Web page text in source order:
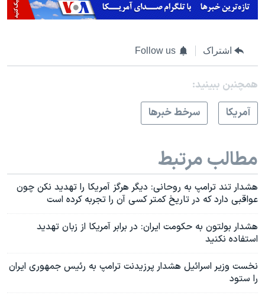
اشتراک Follow us
همچنبن ببینید:
آمريکا
سرخط خبرها
مطالب مرتبط
هشدار تند ترامپ به روحانى: ديگر هرگز آمريكا را تهديد نكن چون
عواقبى دارد كه در تاريخ كمتر كسى آن را تجربه كرده است
هشدار بولتون به حکومت ایران: در برابر آمریکا از زبان تهدید
استفاده نکنید
نخست وزیر اسرائیل هشدار پرزیدنت ترامپ به رئیس جمهوری ایران
را ستود